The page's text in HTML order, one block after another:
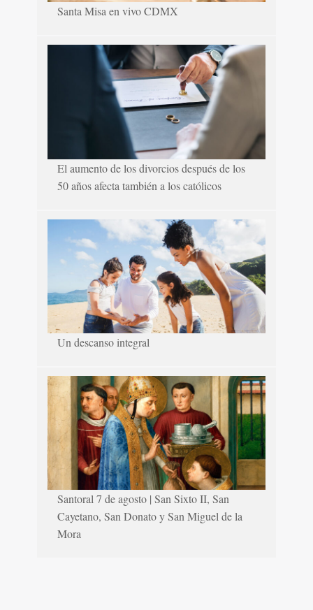
Santa Misa en vivo CDMX
El aumento de los divorcios después de los
50 años afecta también a los católicos
Un descanso integral
Santoral 7 de agosto | San Sixto II, San
Cayetano, San Donato y San Miguel de la
Mora